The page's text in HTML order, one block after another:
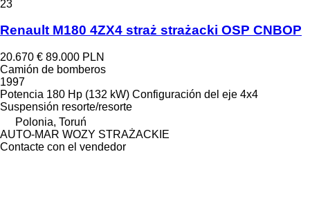
23
Renault M180 4ZX4 straż strażacki OSP CNBOP
20.670 € 89.000 PLN
Camión de bomberos
1997
Potencia 180 Hp (132 kW) Configuración del eje 4x4
Suspensión resorte/resorte
Polonia, Toruń
AUTO-MAR WOZY STRAŻACKIE
Contacte con el vendedor